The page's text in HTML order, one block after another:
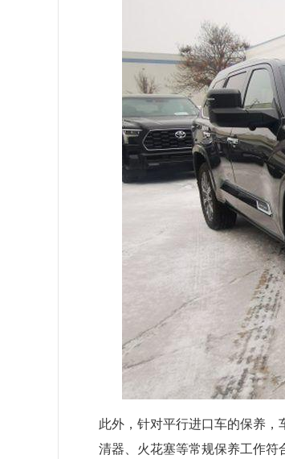
此外，针对平行进口车的保养
清器、火花塞等常规保养工作符